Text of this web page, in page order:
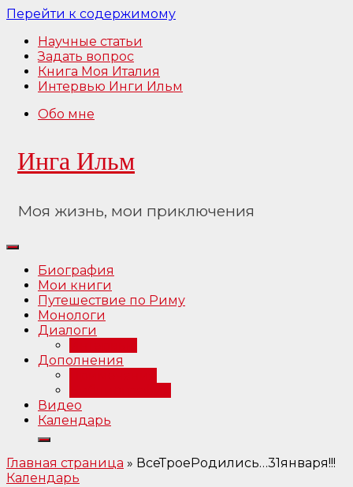
Перейти к содержимому
Научные статьи
Задать вопрос
Книга Моя Италия
Интервью Инги Ильм
Обо мне
Инга Ильм
Моя жизнь, мои приключения
Биография
Мои книги
Путешествие по Риму
Монологи
Диалоги
Дополнения
Видео
Календарь
Главная страница » ВсеТроеРодились…31января!!!
Календарь